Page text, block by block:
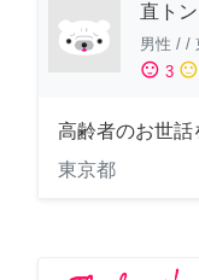
直ト
男性 / /
sentiment_satisfied 3 sentiment_neutral
高齢者のお世話
東京都